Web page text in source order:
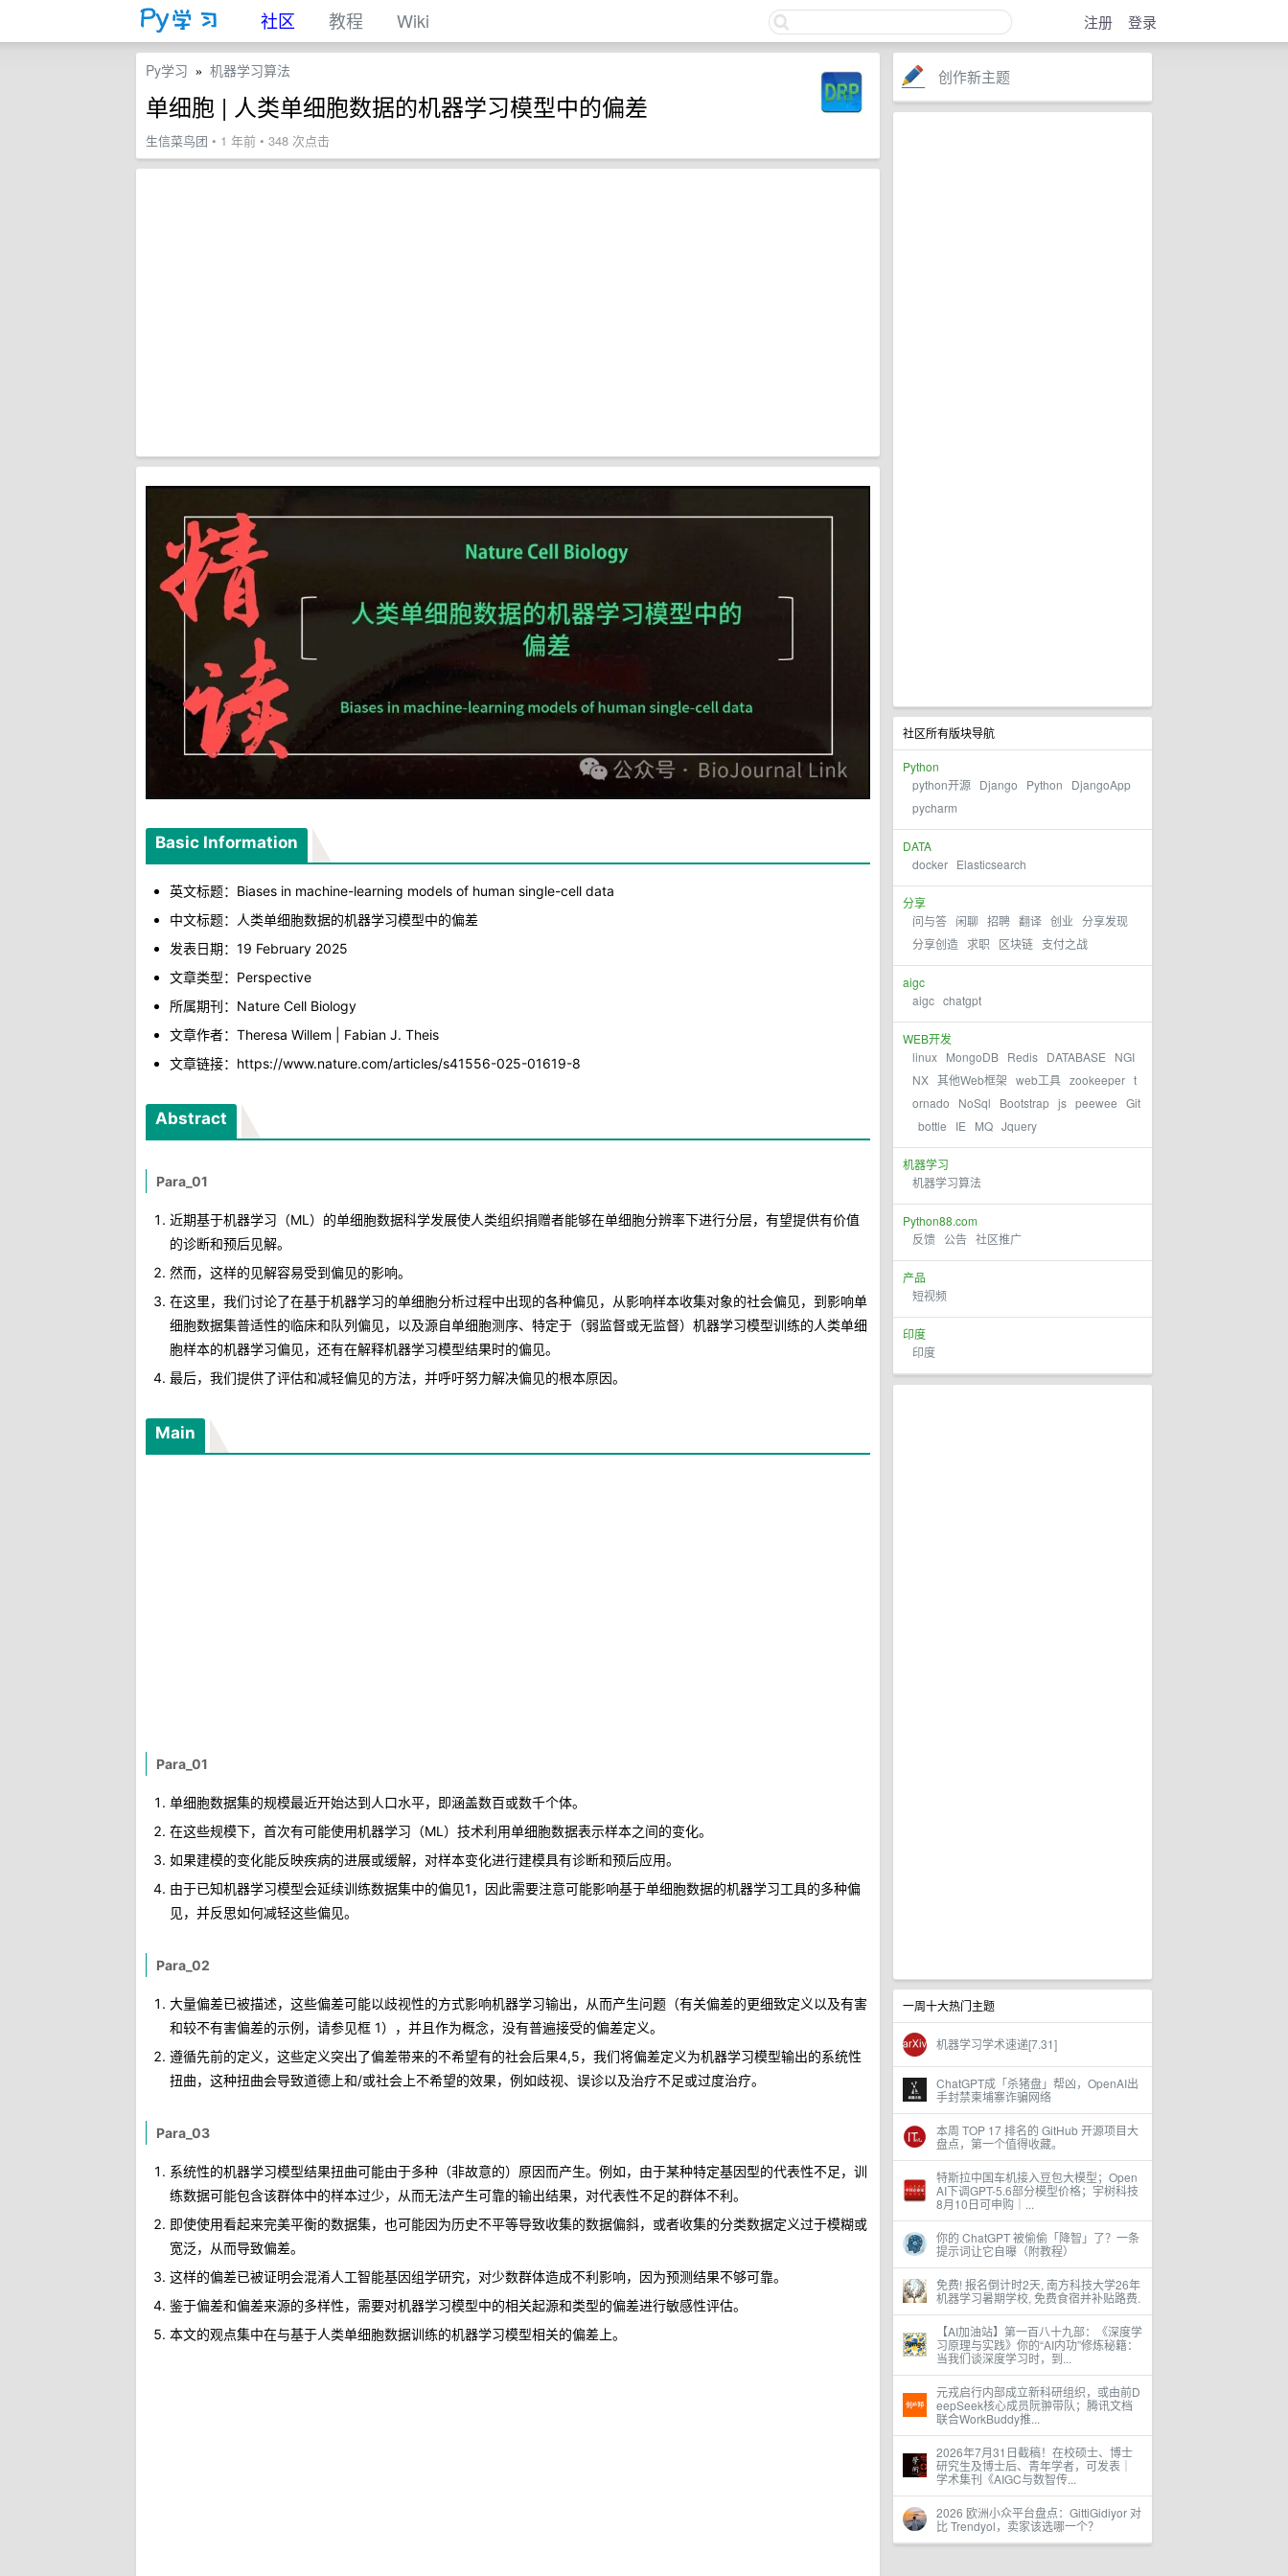
社区 教程 Wiki 注册 登录
创作新主题
社区所有版块导航
Python
python开源 Django Python
DjangoApp
pycharm
DATA
docker Elasticsearch
分享
问与答 闲聊 招聘 翻译 创业 分享发现
分享创造 求职 区块链 支付之战
aigc
aigc chatgpt
WEB开发
linux MongoDB Redis DATABASE
NGI
NX 其他Web框架 web工具 zookeeper t
ornado
NoSql Bootstrap js peewee Git
bottle
IE MQ Jquery
机器学习
机器学习算法
Python88.com
反馈 公告 社区推广
产品
短视频
印度
印度
一周十大热门主题
机器学习学术速递[7.31]
ChatGPT成「杀猪盘」帮凶，OpenAI出
手封禁柬埔寨诈骗网络
本周 TOP 17 排名的 GitHub 开源项目大
盘点，第一个值得收藏。
特斯拉中国车机接入豆包大模型；Open
AI下调GPT-5.6部分模型价格；宇树科技
8月10日可申购｜...
你的 ChatGPT 被偷偷「降智」了？一条
提示词让它自曝（附教程）
免费! 报名倒计时2天, 南方科技大学26年
机器学习暑期学校, 免费食宿并补贴路费.
【AI加油站】第一百八十九部：《深度学
习原理与实践》你的“AI内功”修炼秘籍：
当我们谈深度学习时，到...
元戎启行内部成立新科研组织，或由前D
eepSeek核心成员阮翀带队；腾讯文档
联合WorkBuddy推...
2026年7月31日截稿！在校硕士、博士
研究生及博士后、青年学者，可发表｜
学术集刊《AIGC与数智传...
2026 欧洲小众平台盘点：GittiGidiyor 对
比 Trendyol，卖家该选哪一个？
Py学习 » 机器学习算法
单细胞 | 人类单细胞数据的机器学习模型中的偏差
生信菜鸟团 • 1 年前 • 348 次点击
Basic Information
英文标题：Biases in machine-learning models of human single-cell data
中文标题：人类单细胞数据的机器学习模型中的偏差
发表日期：19 February 2025
文章类型：Perspective
所属期刊：Nature Cell Biology
文章作者：Theresa Willem | Fabian J. Theis
文章链接：https://www.nature.com/articles/s41556-025-01619-8
Abstract
Para_01
近期基于机器学习（ML）的单细胞数据科学发展使人类组织捐赠者能够在单细胞分辨率下进行分层，有望提供有价值
的诊断和预后见解。
然而，这样的见解容易受到偏见的影响。
在这里，我们讨论了在基于机器学习的单细胞分析过程中出现的各种偏见，从影响样本收集对象的社会偏见，到影响单
细胞数据集普适性的临床和队列偏见，以及源自单细胞测序、特定于（弱监督或无监督）机器学习模型训练的人类单细
胞样本的机器学习偏见，还有在解释机器学习模型结果时的偏见。
最后，我们提供了评估和减轻偏见的方法，并呼吁努力解决偏见的根本原因。
Main
Para_01
单细胞数据集的规模最近开始达到人口水平，即涵盖数百或数千个体。
在这些规模下，首次有可能使用机器学习（ML）技术利用单细胞数据表示样本之间的变化。
如果建模的变化能反映疾病的进展或缓解，对样本变化进行建模具有诊断和预后应用。
由于已知机器学习模型会延续训练数据集中的偏见1，因此需要注意可能影响基于单细胞数据的机器学习工具的多种偏
见，并反思如何减轻这些偏见。
Para_02
大量偏差已被描述，这些偏差可能以歧视性的方式影响机器学习输出，从而产生问题（有关偏差的更细致定义以及有害
和较不有害偏差的示例，请参见框 1），并且作为概念，没有普遍接受的偏差定义。
遵循先前的定义，这些定义突出了偏差带来的不希望有的社会后果4,5，我们将偏差定义为机器学习模型输出的系统性
扭曲，这种扭曲会导致道德上和/或社会上不希望的效果，例如歧视、误诊以及治疗不足或过度治疗。
Para_03
系统性的机器学习模型结果扭曲可能由于多种（非故意的）原因而产生。例如，由于某种特定基因型的代表性不足，训
练数据可能包含该群体中的样本过少，从而无法产生可靠的输出结果，对代表性不足的群体不利。
即使使用看起来完美平衡的数据集，也可能因为历史不平等导致收集的数据偏斜，或者收集的分类数据定义过于模糊或
宽泛，从而导致偏差。
这样的偏差已被证明会混淆人工智能基因组学研究，对少数群体造成不利影响，因为预测结果不够可靠。
鉴于偏差和偏差来源的多样性，需要对机器学习模型中的相关起源和类型的偏差进行敏感性评估。
本文的观点集中在与基于人类单细胞数据训练的机器学习模型相关的偏差上。